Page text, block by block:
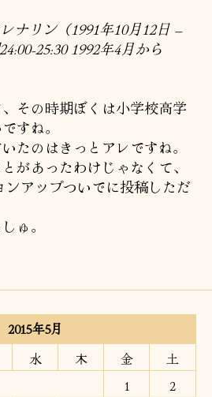
ナリン（1991年10月12日 –
25:30 1992年4月から
その時期ぼくは小学校高学
すね。
たのはきっとアレですね。
があったわけじゃなくて、
ンアップついでに投稿しただ
ゅ。
2015年5月
水 木 金
土
1
2